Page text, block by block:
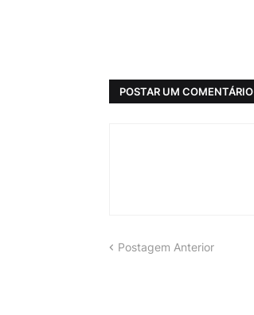
POSTAR UM COMENTÁRIO
Postagem Anterior